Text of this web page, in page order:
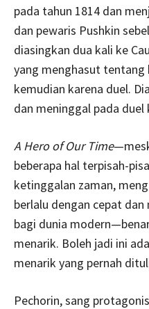
pada tahun 1814 dan
dan pewaris Pushkin
diasingkan dua kali ke
yang menghasut tentang
kemudian karena duel.
dan meninggal pada
A Hero of Our Time
beberapa hal terpisah-
ketinggalan zaman,
berlalu dengan cepat
bagi dunia
menarik. Boleh jadi ini
menarik yang pernah
Pechorin, sang